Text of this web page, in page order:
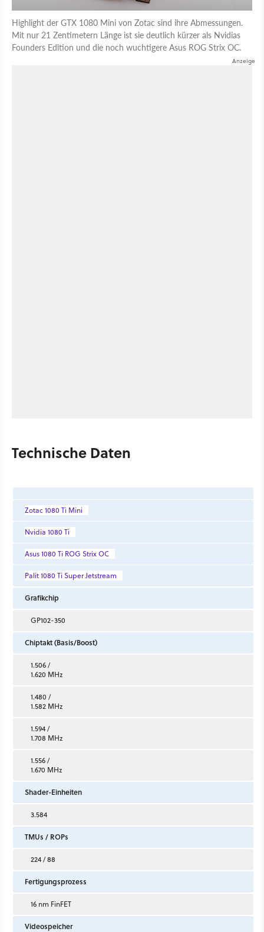
Highlight der GTX 1080 Mini von Zotac sind ihre Abmessungen.
Mit nur 21 Zentimetern Länge ist sie deutlich kürzer als Nvidias
Founders Edition und die noch wuchtigere Asus ROG Strix OC.
Technische Daten
Zotac 1080 Ti Mini
Nvidia 1080 Ti
Asus 1080 Ti ROG Strix OC
Palit 1080 Ti Super Jetstream
Grafikchip
GP102-350
Chiptakt (Basis/Boost)
1.506 /
1.620 MHz
1.480 /
1.582 MHz
1.594 /
1.708 MHz
1.556 /
1.670 MHz
Shader-Einheiten
3.584
TMUs / ROPs
224 / 88
Fertigungsprozess
16 nm FinFET
Videospeicher